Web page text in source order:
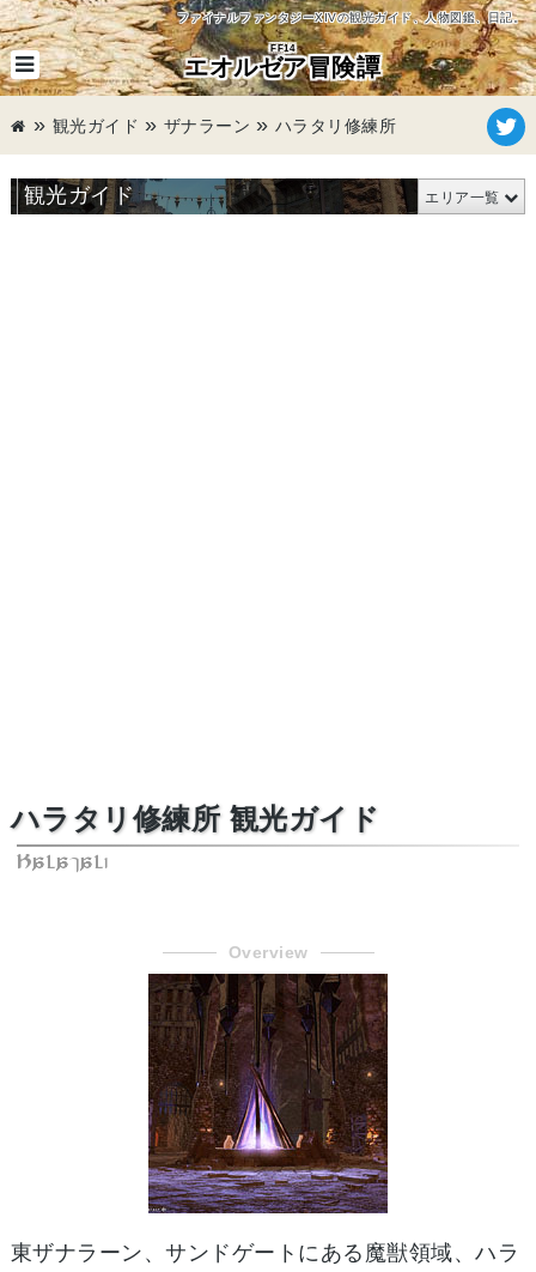
ファイナルファンタジーXIVの観光ガイド、人物図鑑、日記。
FF14
エオルゼア冒険譚
観光ガイド ザナラーン ハラタリ修練所
ハラタリ修練所 観光ガイド
Halatali
Overview
東ザナラーン、サンドゲートにある魔獣領域、ハラ
観光ガイド エリア一覧